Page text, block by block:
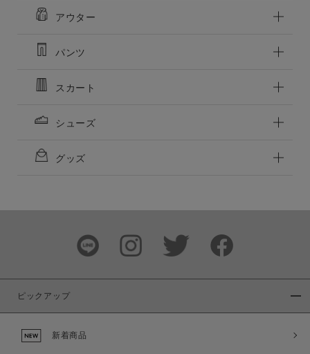
アウター
パンツ
スカート
シューズ
グッズ
ピックアップ
新着商品